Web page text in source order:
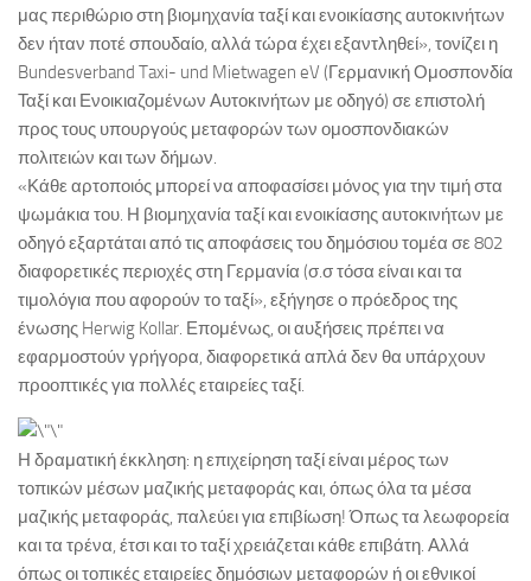
μας περιθώριο στη βιομηχανία ταξί και ενοικίασης αυτοκινήτων
δεν ήταν ποτέ σπουδαίο, αλλά τώρα έχει εξαντληθεί», τονίζει η
Bundesverband Taxi- und Mietwagen eV (Γερμανική Ομοσπονδία
Ταξί και Ενοικιαζομένων Αυτοκινήτων με οδηγό) σε επιστολή
προς τους υπουργούς μεταφορών των ομοσπονδιακών
πολιτειών και των δήμων.
«Κάθε αρτοποιός μπορεί να αποφασίσει μόνος για την τιμή στα
ψωμάκια του. Η βιομηχανία ταξί και ενοικίασης αυτοκινήτων με
οδηγό εξαρτάται από τις αποφάσεις του δημόσιου τομέα σε 802
διαφορετικές περιοχές στη Γερμανία (σ.σ τόσα είναι και τα
τιμολόγια που αφορούν το ταξί», εξήγησε ο πρόεδρος της
ένωσης Herwig Kollar. Επομένως, οι αυξήσεις πρέπει να
εφαρμοστούν γρήγορα, διαφορετικά απλά δεν θα υπάρχουν
προοπτικές για πολλές εταιρείες ταξί.
Η δραματική έκκληση: η επιχείρηση ταξί είναι μέρος των
τοπικών μέσων μαζικής μεταφοράς και, όπως όλα τα μέσα
μαζικής μεταφοράς, παλεύει για επιβίωση! Όπως τα λεωφορεία
και τα τρένα, έτσι και το ταξί χρειάζεται κάθε επιβάτη. Αλλά
όπως οι τοπικές εταιρείες δημόσιων μεταφορών ή οι εθνικοί